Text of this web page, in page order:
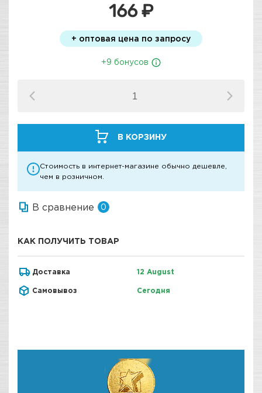
166 ₽
+ оптовая цена по запросу
+9 бонусов
В КОРЗИНУ
Стоимость в интернет-магазине обычно дешевле,
чем в розничном.
В сравнение 0
КАК ПОЛУЧИТЬ ТОВАР
Доставка 12 August
Самовывоз Сегодня